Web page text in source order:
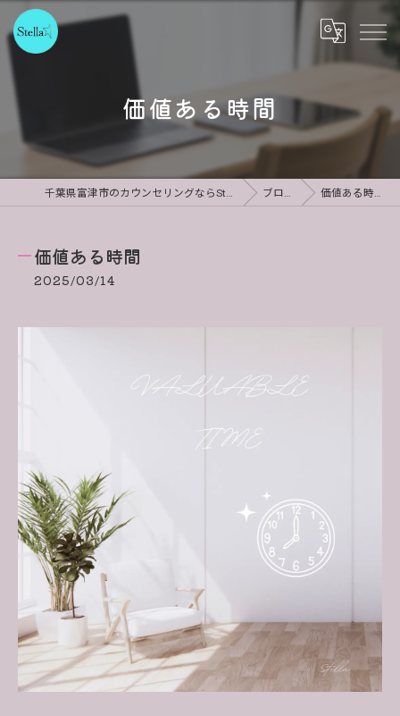
価値ある時間
千葉県富津市のカウンセリングならStella ブログ 価値ある時間
価値ある時間
2025/03/14